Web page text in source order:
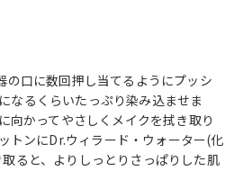
の口に数回押し当てるようにプッシ
なるくらいたっぷり染み込ませま
向かってやさしくメイクを拭き取り
トンにDr.ウィラード・ウォーター(化
ると、よりしっとりさっぱりした肌